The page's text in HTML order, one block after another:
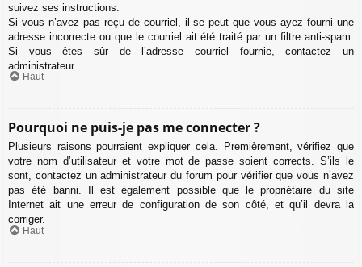
suivez ses instructions.
Si vous n’avez pas reçu de courriel, il se peut que vous ayez fourni une
adresse incorrecte ou que le courriel ait été traité par un filtre anti-spam.
Si vous êtes sûr de l’adresse courriel fournie, contactez un
administrateur.
Haut
Pourquoi ne puis-je pas me connecter ?
Plusieurs raisons pourraient expliquer cela. Premièrement, vérifiez que
votre nom d’utilisateur et votre mot de passe soient corrects. S’ils le
sont, contactez un administrateur du forum pour vérifier que vous n’avez
pas été banni. Il est également possible que le propriétaire du site
Internet ait une erreur de configuration de son côté, et qu’il devra la
corriger.
Haut